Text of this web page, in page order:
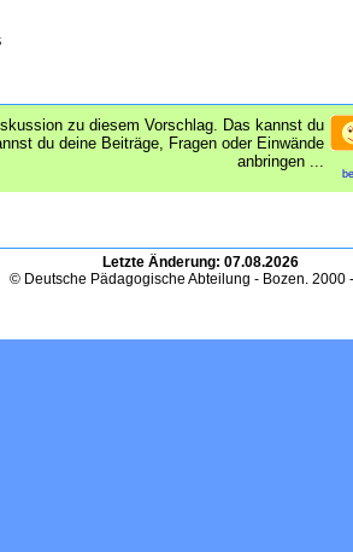
zu diesem Vorschlag. Das kannst du
du deine Beiträge, Fragen oder Einwände
anbringen ...
Letzte Änderung: 07.08.2026
© Deutsche Pädagogische Abteilung - Bozen. 2000